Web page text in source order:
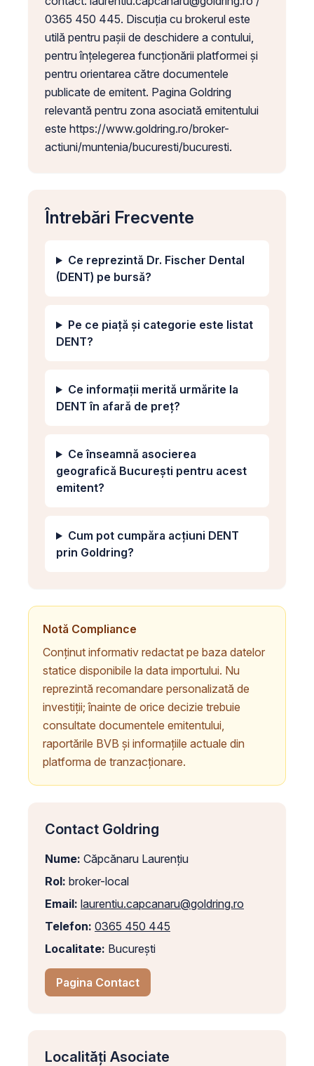
0365 450 445. Discuția cu brokerul este
utilă pentru pașii de deschidere a contului,
pentru înțelegerea funcționării platformei și
pentru orientarea către documentele
publicate de emitent. Pagina Goldring
relevantă pentru zona asociată emitentului
este https://www.goldring.ro/broker-
actiuni/muntenia/bucuresti/bucuresti.
Întrebări Frecvente
Ce reprezintă Dr. Fischer Dental
(DENT) pe bursă?
Pe ce piață și categorie este listat
DENT?
Ce informații merită urmărite la
DENT în afară de preț?
Ce înseamnă asocierea
geografică București pentru acest
emitent?
Cum pot cumpăra acțiuni DENT
prin Goldring?
Notă Compliance
Conținut informativ redactat pe baza datelor
statice disponibile la data importului. Nu
reprezintă recomandare personalizată de
investiții; înainte de orice decizie trebuie
consultate documentele emitentului,
raportările BVB și informațiile actuale din
platforma de tranzacționare.
Contact Goldring
Nume: Căpcănaru Laurențiu
Rol: broker-local
Email: laurentiu.capcanaru@goldring.ro
Telefon: 0365 450 445
Localitate: București
Pagina Contact
Localități Asociate